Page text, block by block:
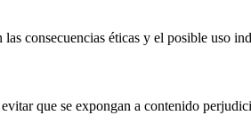
consecuencias éticas y el posible uso
que se expongan a contenido